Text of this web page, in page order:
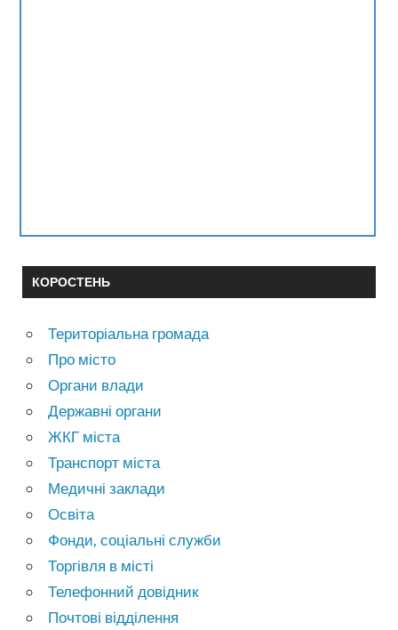
КОРОСТЕНЬ
Територіальна громада
Про місто
Органи влади
Державні органи
ЖКГ міста
Транспорт міста
Медичні заклади
Освіта
Фонди, соціальні служби
Торгівля в місті
Телефонний довідник
Почтові відділення